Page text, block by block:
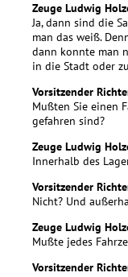
Zeuge Ludwig
Ja, dann sind die
man das weiß.
dann konnte man
in die Stadt oder
Vorsitzender
Mußten Sie einen
gefahren sind?
Zeuge Ludwig
Innerhalb des
Vorsitzender
Nicht? Und
Zeuge Ludwig
Mußte jedes
Vorsitzender